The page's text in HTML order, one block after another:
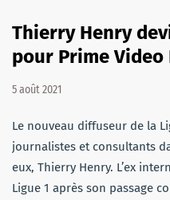
Thierry Henry
pour Prime Video
5 août 2021
Le nouveau diffuseur de la
journalistes et consultants
eux, Thierry Henry. L’ex
Ligue 1 après son passage